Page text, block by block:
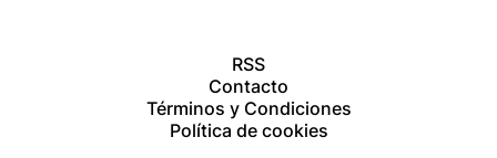
RSS
Contacto
Términos y Condiciones
Política de cookies